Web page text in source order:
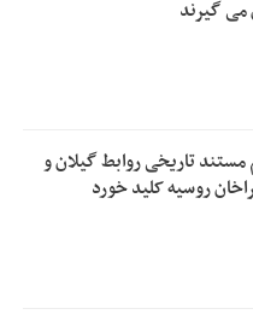
گیرند
مستند تاریخی روابط گیلان و
روسیه کلید خورد